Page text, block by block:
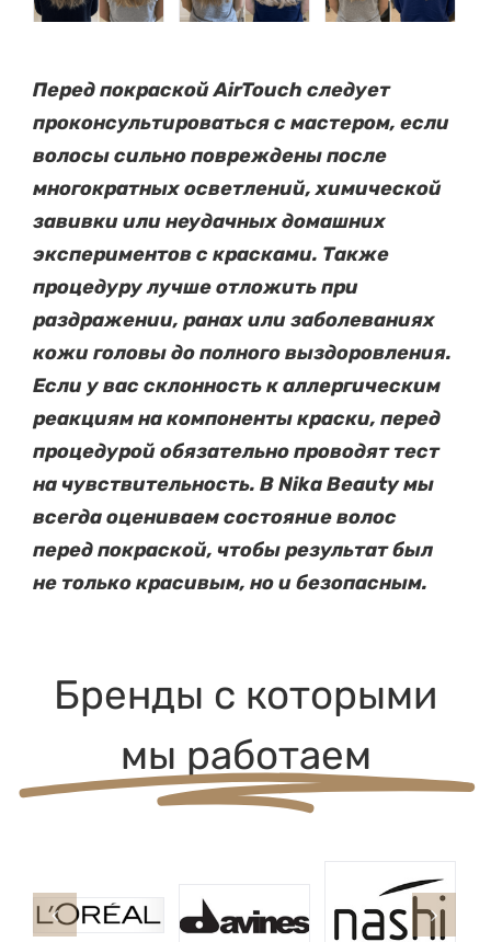
Перед покраской AirTouch следует
проконсультироваться с мастером, если
волосы сильно повреждены после
многократных осветлений, химической
завивки или неудачных домашних
экспериментов с красками. Также
процедуру лучше отложить при
раздражении, ранах или заболеваниях
кожи головы до полного выздоровления.
Если у вас склонность к аллергическим
реакциям на компоненты краски, перед
процедурой обязательно проводят тест
на чувствительность. В Nika Beauty мы
всегда оцениваем состояние волос
перед покраской, чтобы результат был
не только красивым, но и безопасным.
Бренды с которыми
мы работаем